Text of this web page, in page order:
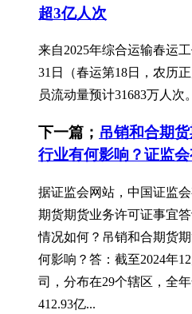
超3亿人次
来自2025年综合运输春运
31日（春运第18日，农历
员流动量预计31683万人次。
下一篇； 吊销和合期
行业有何影响？证监
据证监会网站，中国证监
期货期货业务许可证事宜
情况如何？吊销和合期货
何影响？答：截至2024年
司，分布在29个辖区，全
412.93亿...